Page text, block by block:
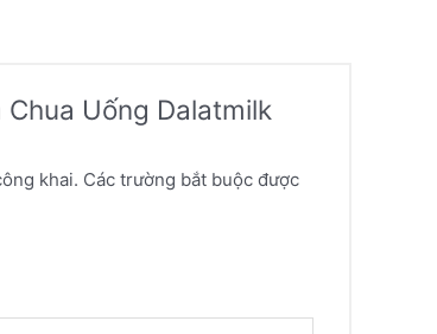
Uống Dalatmilk
khai. Các trường bắt buộc được